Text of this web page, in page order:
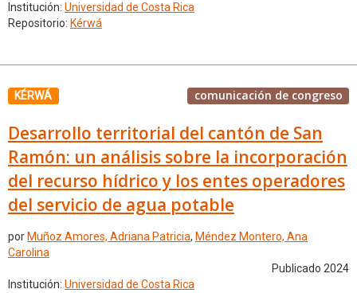
Institución: Universidad de Costa Rica
Repositorio: Kérwá
KÉRWÁ comunicación de congreso
Desarrollo territorial del cantón de San
Ramón: un análisis sobre la incorporación
del recurso hídrico y los entes operadores
del servicio de agua potable
por Muñoz Amores, Adriana Patricia, Méndez Montero, Ana
Carolina
Publicado 2024
Institución: Universidad de Costa Rica